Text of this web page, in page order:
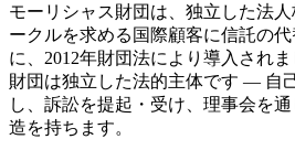
モーリシャス財団は、独立した法
ークルを求める国際顧客に信託の
に、2012年財団法により導入され
財団は独立した法的主体です — 自
し、訴訟を提起・受け、理事会を
造を持ちます。